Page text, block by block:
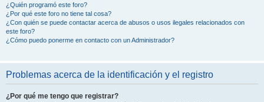
¿Quién programó este foro?
¿Por qué este foro no tiene tal cosa?
¿Con quién se puede contactar acerca de abusos o usos ilegales relacionados con
este foro?
¿Cómo puedo ponerme en contacto con un Administrador?
Problemas acerca de la identificación y el registro
¿Por qué me tengo que registrar?